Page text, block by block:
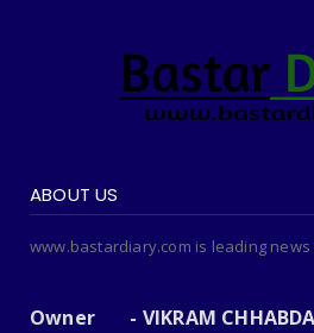
ABOUT US
www.bastardiary.com is leading
Owner - VIKRAM CHHABDA